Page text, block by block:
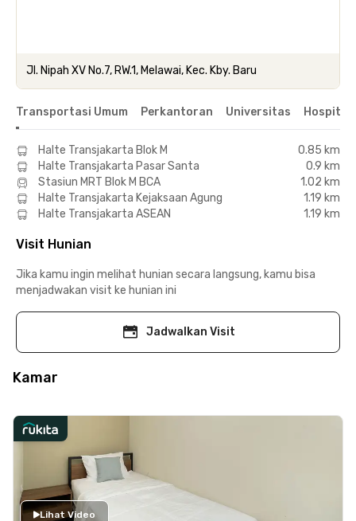
Jl. Nipah XV No.7, RW.1, Melawai, Kec. Kby. Baru
Transportasi Umum Perkantoran Universitas Hospital
Halte Transjakarta Blok M
0.85 km
Halte Transjakarta Pasar Santa
0.9 km
Stasiun MRT Blok M BCA
1.02 km
Halte Transjakarta Kejaksaan Agung
1.19 km
Halte Transjakarta ASEAN
1.19 km
Visit Hunian
Jika kamu ingin melihat hunian secara langsung, kamu bisa
menjadwakan visit ke hunian ini
Jadwalkan Visit
Kamar
Lihat Video